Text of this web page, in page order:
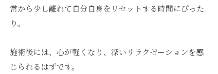
常から少し離れて自分自身をリセットする時間にぴった
り。
施術後には、心が軽くなり、深いリラクゼーションを感
じられるはずです。